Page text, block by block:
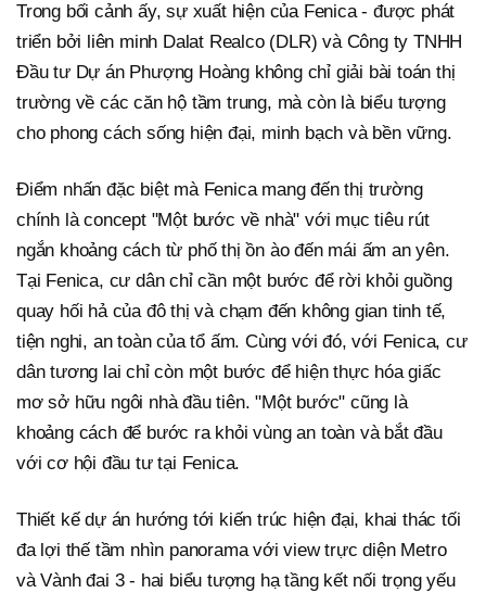
Trong bối cảnh ấy, sự xuất hiện của Fenica - được phát
triển bởi liên minh Dalat Realco (DLR) và Công ty TNHH
Đầu tư Dự án Phượng Hoàng không chỉ giải bài toán thị
trường về các căn hộ tầm trung, mà còn là biểu tượng
cho phong cách sống hiện đại, minh bạch và bền vững.
Điểm nhấn đặc biệt mà Fenica mang đến thị trường
chính là concept "Một bước về nhà" với mục tiêu rút
ngắn khoảng cách từ phố thị ồn ào đến mái ấm an yên.
Tại Fenica, cư dân chỉ cần một bước để rời khỏi guồng
quay hối hả của đô thị và chạm đến không gian tinh tế,
tiện nghi, an toàn của tổ ấm. Cùng với đó, với Fenica, cư
dân tương lai chỉ còn một bước để hiện thực hóa giấc
mơ sở hữu ngôi nhà đầu tiên. "Một bước" cũng là
khoảng cách để bước ra khỏi vùng an toàn và bắt đầu
với cơ hội đầu tư tại Fenica.
Thiết kế dự án hướng tới kiến trúc hiện đại, khai thác tối
đa lợi thế tầm nhìn panorama với view trực diện Metro
và Vành đai 3 - hai biểu tượng hạ tầng kết nối trọng yếu